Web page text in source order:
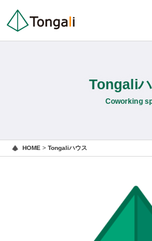
Tongali
Coworking
HOME > Tongaliハウス